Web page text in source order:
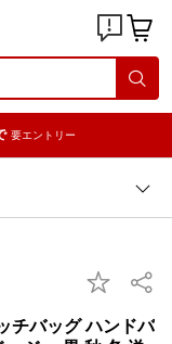
要エントリー
チバッグ ハンドバ